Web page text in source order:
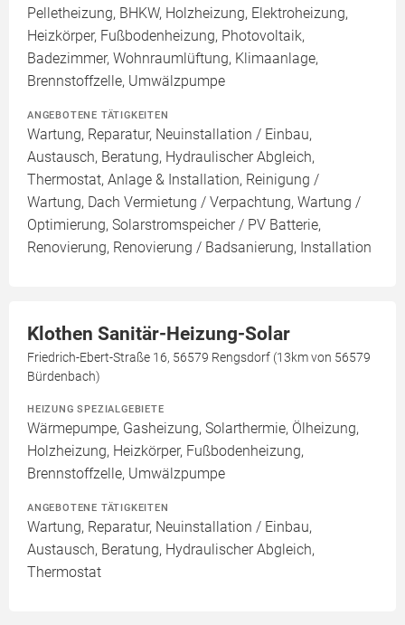
Pelletheizung, BHKW, Holzheizung, Elektroheizung,
Heizkörper, Fußbodenheizung, Photovoltaik,
Badezimmer, Wohnraumlüftung, Klimaanlage,
Brennstoffzelle, Umwälzpumpe
ANGEBOTENE TÄTIGKEITEN
Wartung, Reparatur, Neuinstallation / Einbau,
Austausch, Beratung, Hydraulischer Abgleich,
Thermostat, Anlage & Installation, Reinigung /
Wartung, Dach Vermietung / Verpachtung, Wartung /
Optimierung, Solarstromspeicher / PV Batterie,
Renovierung, Renovierung / Badsanierung, Installation
Klothen Sanitär-Heizung-Solar
Friedrich-Ebert-Straße 16, 56579 Rengsdorf (13km von 56579
Bürdenbach)
HEIZUNG SPEZIALGEBIETE
Wärmepumpe, Gasheizung, Solarthermie, Ölheizung,
Holzheizung, Heizkörper, Fußbodenheizung,
Brennstoffzelle, Umwälzpumpe
ANGEBOTENE TÄTIGKEITEN
Wartung, Reparatur, Neuinstallation / Einbau,
Austausch, Beratung, Hydraulischer Abgleich,
Thermostat